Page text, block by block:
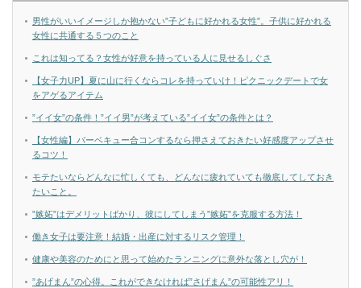
男性がいいイメージしか抱かない”子どもに好かれる女性”。子供に好かれる
女性に共通する５つのこと
これは知ってる？女性が好意を持っている人に見せるしぐさ
【女子力UP】夏に山に行くならコレを持っていけ！ピクニックデートで女
をアゲるアイテム
”イイ女”の条件！”イイ男”が考えている”イイ女”の条件とは？
【女性編】バーベキュー合コンするなら押さえておきたい好感度アップさせ
るコツ！
モテたいならどんなに忙しくても、どんなに疲れていても徹底してしておき
たいこと。
”嫉妬”はデメリットばかり、彼にしてしまう”嫉妬”を克服する方法！
働き女子は要注意！結婚・出産に対するリスク管理！
健康や美容のためにと思って始めたランニングに意外な落とし穴が！
”あげまん”の心得。これができなければ”さげまん”の可能性アリ！